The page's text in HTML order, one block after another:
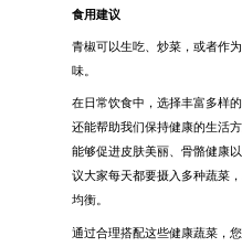
食用建议
青椒可以生吃、炒菜，或者作
味。
在日常饮食中，选择丰富多样
还能帮助我们保持健康的生活
能够促进皮肤美丽、骨骼健康
议大家每天都要摄入多种蔬菜
均衡。
通过合理搭配这些健康蔬菜，